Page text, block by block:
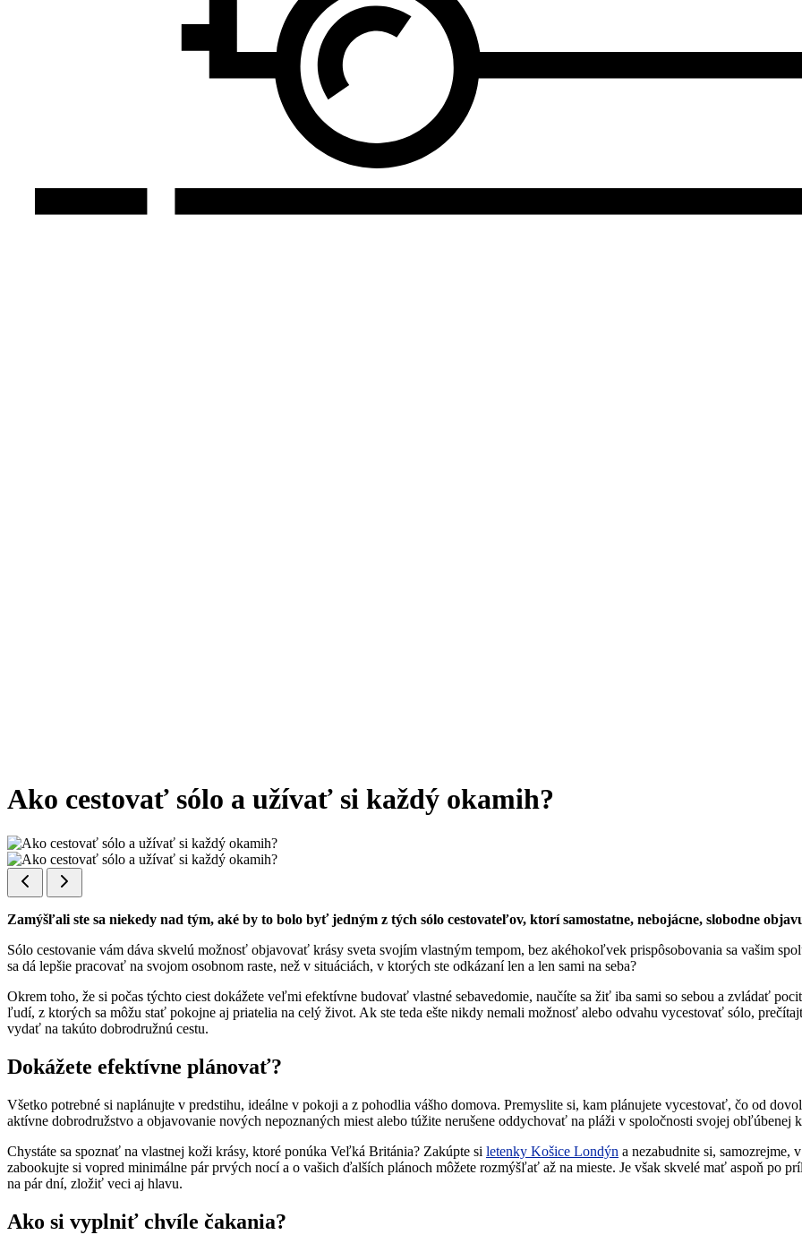
Ako cestovať sólo a užívať si každý okamih?
Zamýšľali ste sa niekedy nad tým, aké by to bolo byť jedným z tých sólo cestovateľov, ktorí samostatne, nebojácne, slobodne
Sólo cestovanie vám dáva skvelú možnosť objavovať krásy sveta svojím vlastným tempom, bez akéhokoľvek prispôsobovania sa vašim
sa dá lepšie pracovať na svojom osobnom raste, než v situáciách, v ktorých ste odkázaní len a len sami na seba?
Okrem toho, že si počas týchto ciest dokážete veľmi efektívne budovať vlastné sebavedomie, naučíte sa žiť iba sami so sebou a zvládať
ľudí, z ktorých sa môžu stať pokojne aj priatelia na celý život. Ak ste teda ešte nikdy nemali možnosť alebo odvahu vycestovať sólo,
vydať na takúto dobrodružnú cestu.
Dokážete efektívne plánovať?
Všetko potrebné si naplánujte v predstihu, ideálne v pokoji a z pohodlia vášho domova. Premyslite si, kam plánujete vycestovať, čo od
aktívne dobrodružstvo a objavovanie nových nepoznaných miest alebo túžite nerušene oddychovať na pláži v spoločnosti svojej obľúbenej
Chystáte sa spoznať na vlastnej koži krásy, ktoré ponúka Veľká Británia? Zakúpte si letenky Košice Londýn a nezabudnite si, samozrejme,
zabookujte si vopred minimálne pár prvých nocí a o vašich ďalších plánoch môžete rozmýšľať až na mieste. Je však skvelé mať aspoň po
na pár dní, zložiť veci aj hlavu.
Ako si vyplniť chvíle čakania?